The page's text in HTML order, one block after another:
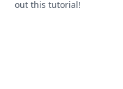
out this tutorial!